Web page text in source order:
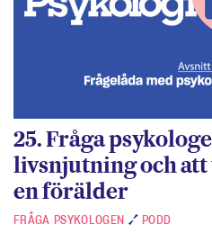
25. Fråga
livsnjutning och
en förälder
FRÅGA PSYKOLOGEN PODD